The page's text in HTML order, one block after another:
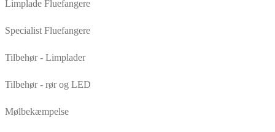
Limplade Fluefangere
Specialist Fluefangere
Tilbehør - Limplader
Tilbehør - rør og LED
Mølbekæmpelse